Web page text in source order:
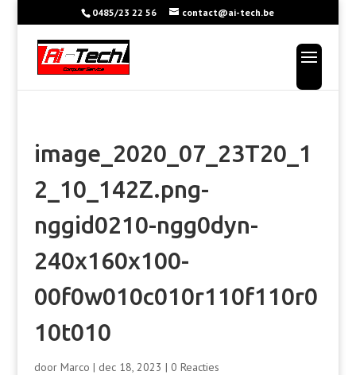
0485/23 22 56 contact@ai-tech.be
image_2020_07_23T20_1
2_10_142Z.png-
nggid0210-ngg0dyn-
240x160x100-
00f0w010c010r110f110r0
10t010
door Marco | dec 18, 2023 | 0 Reacties